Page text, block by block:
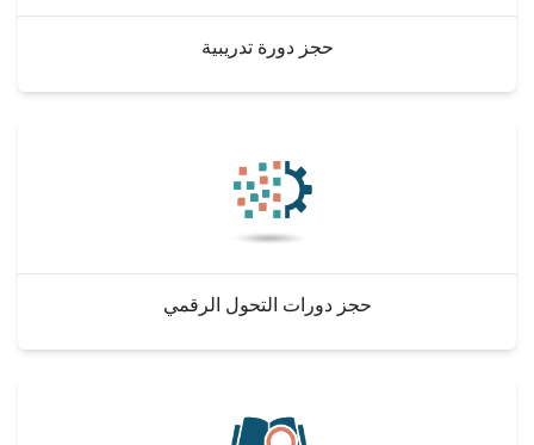
حجز دورة تدريبية
حجز دورات التحول الرقمي